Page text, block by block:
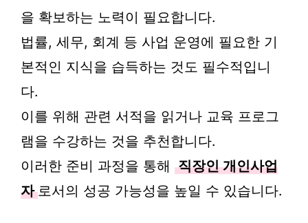
을 확보하는 노력이 필요합니다.
법률, 세무, 회계 등 사업 운영에 필요한 기
본적인 지식을 습득하는 것도 필수적입니
다.
이를 위해 관련 서적을 읽거나 교육 프로그
램을 수강하는 것을 추천합니다.
이러한 준비 과정을 통해 직장인 개인사업
자 로서의 성공 가능성을 높일 수 있습니다.